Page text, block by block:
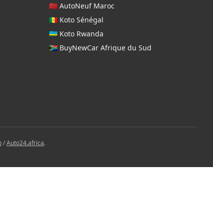
🇲🇦 AutoNeuf Maroc
🇸🇳 Koto Sénégal
🇷🇼 Koto Rwanda
🇿🇦 BuyNewCar Afrique du Sud
/Auto24.africa.